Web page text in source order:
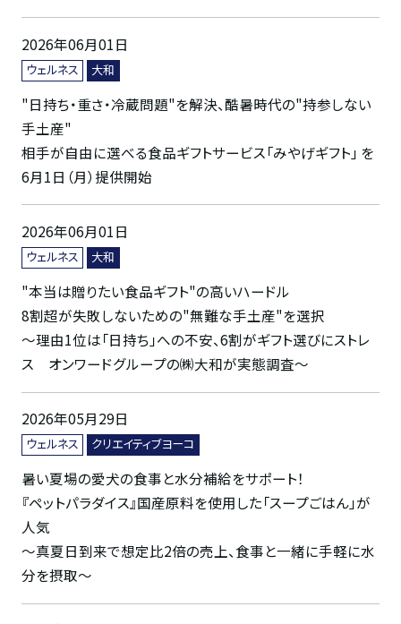
2026年06月01日
ウェルネス 大和
"日持ち・重さ・冷蔵問題"を解決、酷暑時代の"持参しない
手土産"
相手が自由に選べる食品ギフトサービス「みやげギフト」 を
6月1日（月）提供開始
2026年06月01日
ウェルネス 大和
"本当は贈りたい食品ギフト"の高いハードル
8割超が失敗しないための"無難な手土産"を選択
〜理由1位は「日持ち」への不安、6割がギフト選びにストレ
ス オンワードグループの㈱大和が実態調査〜
2026年05月29日
ウェルネス クリエイティブヨーコ
暑い夏場の愛犬の食事と水分補給をサポート！
『ペットパラダイス』国産原料を使用した「スープごはん」が
人気
〜真夏日到来で想定比2倍の売上、食事と一緒に手軽に水
分を摂取〜